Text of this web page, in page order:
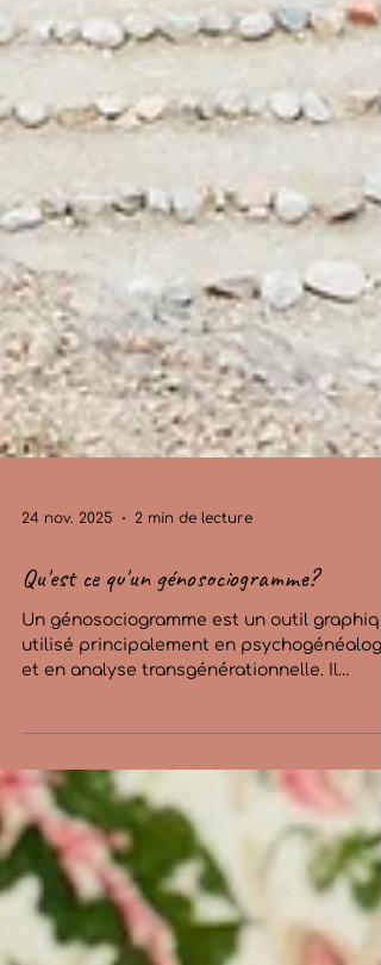
24 nov. 2025 2 min de lecture
Qu'est ce qu'un génosociogramme?
Un génosociogramme est un outil
et en analyse transgénérationnelle. Il
plus loin en intégrant des éléments
psychologiques, relationnels et
événementiels qui ont marqué la famille
plusieurs générations.